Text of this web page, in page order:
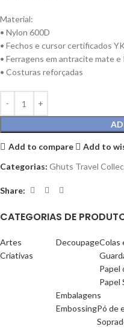
Material:
• Nylon 600D
• Fechos e cursor certificados
• Ferragens em antracite mate e
• Costuras reforçadas
Add to compare
Add to
Categorias: Ghuts Travel
Share:
CATEGORIAS DE
Artes
Criativas
DecoupageColas
Papel
Papel
Embalagens
EmbossingPó de